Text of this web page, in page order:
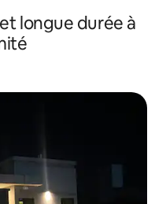
longue durée à